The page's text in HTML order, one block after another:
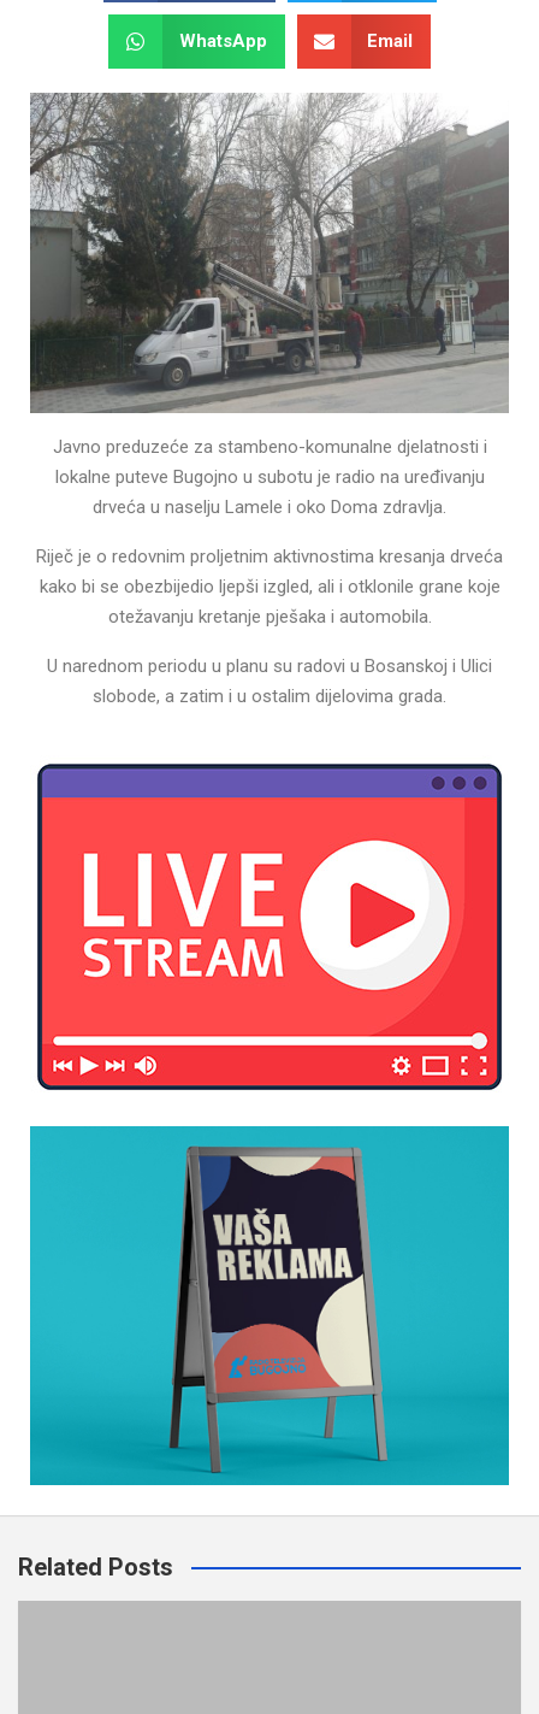
WhatsApp Email
Javno preduzeće za stambeno-komunalne djelatnosti i
lokalne puteve Bugojno u subotu je radio na uređivanju
drveća u naselju Lamele i oko Doma zdravlja.
Riječ je o redovnim proljetnim aktivnostima kresanja drveća
kako bi se obezbijedio ljepši izgled, ali i otklonile grane koje
otežavanju kretanje pješaka i automobila.
U narednom periodu u planu su radovi u Bosanskoj i Ulici
slobode, a zatim i u ostalim dijelovima grada.
Related Posts